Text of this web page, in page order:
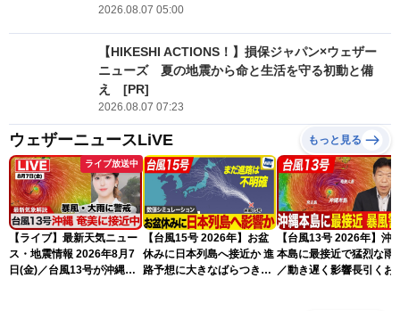
2026.08.07 05:00
【HIKESHI ACTIONS！】損保ジャパン×ウェザー
ニューズ 夏の地震から命と生活を守る初動と備
え [PR]
2026.08.07 07:23
ウェザーニュースLiVE もっと見る
ライブ放送中
【ライブ】最新天気ニュー
ス・地震情報 2026年8月7
日(金)／台風13号が沖縄・
【台風15号 2026年】お盆
休みに日本列島へ接近か 進
路予想に大きなばらつき
【台風13号 2026年】沖
本島に最接近で猛烈な雨
／動き遅く影響長引くお